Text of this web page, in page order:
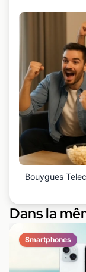
Bouygues
Dans la
Smartphones